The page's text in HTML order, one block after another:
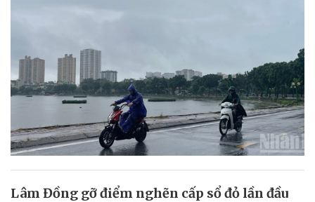
Lâm Đồng gỡ điểm nghẽn cấp sổ đỏ lần đầu